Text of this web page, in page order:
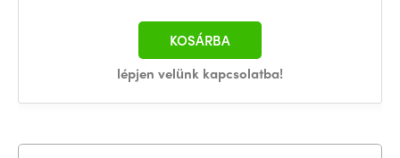
lépjen velünk kapcsolatba!
KOSÁRBA